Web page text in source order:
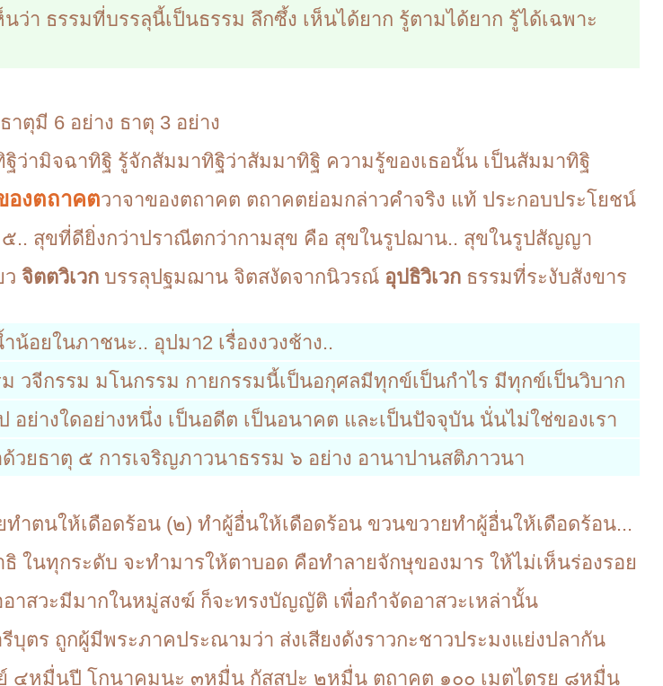
นว่า ธรรมที่บรรลุนี้เป็นธรรม ลึกซึ้ง เห็นได้ยาก รู้ตามได้ยาก รู้ได้เฉพาะ
ตุมี 6 อย่าง ธาตุ 3 อย่าง
ว่ามิจฉาทิฐิ รู้จักสัมมาทิฐิว่าสัมมาทิฐิ ความรู้ของเธอนั้น เป็นสัมมาทิฐิ
องตถาคตวาจาของตถาคต ตถาคตย่อมกล่าวคำจริง แท้ ประกอบประโยชน์
.. สุขที่ดียิ่งกว่าปราณีตกว่ากามสุข คือ สุขในรูปฌาน.. สุขในรูปสัญญา
ว จิตตวิเวก บรรลุปฐมฌาน จิตสงัดจากนิวรณ์ อุปธิวิเวก ธรรมที่ระงับสังขาร
น้อยในภาชนะ.. อุปมา2 เรื่องงวงช้าง..
วจีกรรม มโนกรรม กายกรรมนี้เป็นอกุศลมีทุกข์เป็นกำไร มีทุกข์เป็นวิบาก
อย่างใดอย่างหนึ่ง เป็นอดีต เป็นอนาคต และเป็นปัจจุบัน นั่นไม่ใช่ของเรา
วยธาตุ ๕ การเจริญภาวนาธรรม ๖ อย่าง อานาปานสติภาวนา
ำตนให้เดือดร้อน (๒) ทำผู้อื่นให้เดือดร้อน ขวนขวายทำผู้อื่นให้เดือดร้อน...
ในทุกระดับ จะทำมารให้ตาบอด คือทำลายจักษุของมาร ให้ไม่เห็นร่องรอย
าสวะมีมากในหมู่สงฆ์ ก็จะทรงบัญญัติ เพื่อกำจัดอาสวะเหล่านั้น
ตร ถูกผู้มีพระภาคประณามว่า ส่งเสียงดังราวกะชาวประมงแย่งปลากัน
๔หมื่นปี โกนาคมนะ ๓หมื่น กัสสปะ ๒หมื่น ตถาคต ๑๐๐ เมตไตรย ๘หมื่น